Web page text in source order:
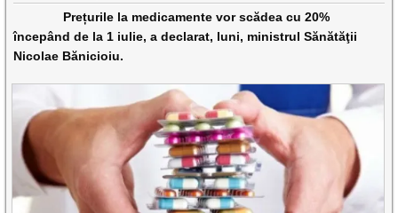
Prețurile la medicamente vor scădea cu 20%
începând de la 1 iulie, a declarat, luni, ministrul Sănătăţii
Nicolae Bănicioiu.